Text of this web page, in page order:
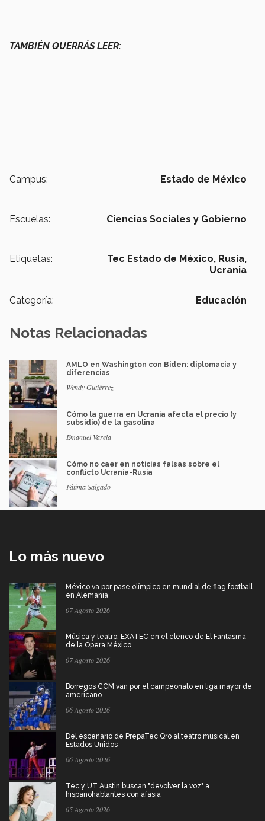
TAMBIÉN QUERRÁS LEER:
Campus: Estado de México
Escuelas: Ciencias Sociales y Gobierno
Etiquetas: Tec Estado de México, Rusia,
Ucrania
Categoría: Educación
Notas Relacionadas
AMLO en Washington con Biden: diplomacia y
diferencias
Wendy Gutiérrez
Cómo la guerra en Ucrania afecta el precio (y
subsidio) de la gasolina
Emanuel Varela
Cómo no caer en noticias falsas sobre el
conflicto Ucrania-Rusia
Fátima Salgado
Lo más nuevo
México va por pase olímpico en mundial de flag football
en Alemania
07 Agosto 2026
Música y teatro: EXATEC en el elenco de El Fantasma
de la Ópera México
07 Agosto 2026
Borregos CCM van por el campeonato en liga mayor de
americano
06 Agosto 2026
Del escenario de PrepaTec Qro al teatro musical en
Estados Unidos
06 Agosto 2026
Tec y UT Austin buscan "devolver la voz" a
hispanohablantes con afasia
05 Agosto 2026